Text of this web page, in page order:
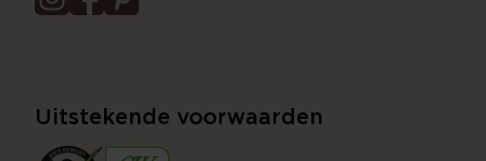
Uitstekende voorwaarden